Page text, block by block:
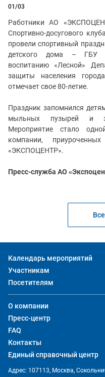
01 /03
Работники АО
Спортивно-досугового
провели спортивный
детского дома – ГБУ
воспитанию «Лесной»
защиты населения
отмечает свое 80-летие.
Праздник запомнился
мыльных пузырей и
Мероприятие стало
компании,
«ЭКСПОЦЕНТР».
Пресс-служба АО
Календарь мероприятий
Участникам
Посетителям
О компании
Пресс-центр
FAQ
Контакты
Единый справочный центр
Адрес: 107113, Москва,